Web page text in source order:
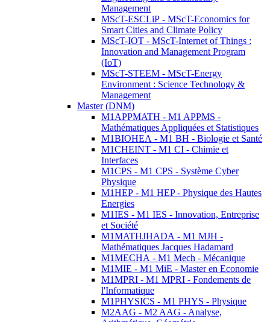
Management
MScT-ESCLiP - MScT-Economics for
Smart Cities and Climate Policy
MScT-IOT - MScT-Internet of Things :
Innovation and Management Program
(IoT)
MScT-STEEM - MScT-Energy
Environment : Science Technology &
Management
Master (DNM)
M1APPMATH - M1 APPMS -
Mathématiques Appliquées et Statistiques
M1BIOHEA - M1 BH - Biologie et Santé
M1CHEINT - M1 CI - Chimie et
Interfaces
M1CPS - M1 CPS - Système Cyber
Physique
M1HEP - M1 HEP - Physique des Hautes
Energies
M1IES - M1 IES - Innovation, Entreprise
et Société
M1MATHJHADA - M1 MJH -
Mathématiques Jacques Hadamard
M1MECHA - M1 Mech - Mécanique
M1MIE - M1 MiE - Master en Economie
M1MPRI - M1 MPRI - Fondements de
l'Informatique
M1PHYSICS - M1 PHYS - Physique
M2AAG - M2 AAG - Analyse,